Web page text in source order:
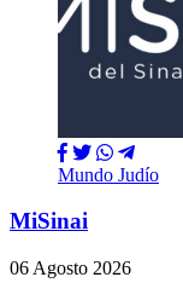
Mundo Judío
MiSinai
06 Agosto 2026